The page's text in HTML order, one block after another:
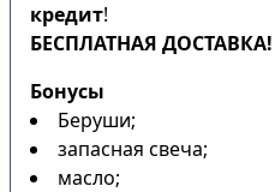
кредит!
БЕСПЛАТНАЯ ДОСТАВКА!
Бонусы
Беруши;
запасная свеча;
масло;